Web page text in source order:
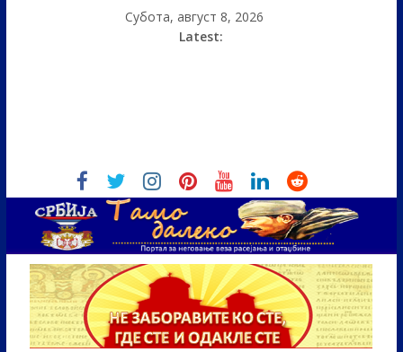
Субота, август 8, 2026
Latest: